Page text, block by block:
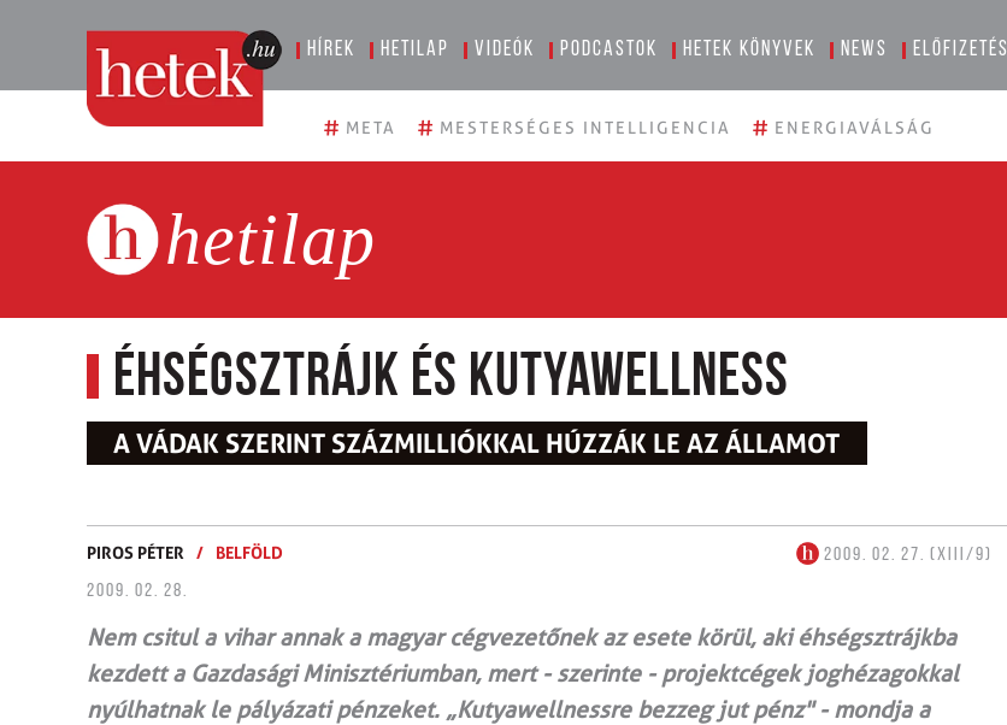
Hírek Hetilap Videók Podcastok Hetek könyvek News Előfizetés
# META # MESTERSÉGES INTELLIGENCIA # ENERGIAVÁLSÁG
hetilap
Éhségsztrájk és kutyawellness
A VÁDAK SZERINT SZÁZMILLIÓKKAL HÚZZÁK LE AZ ÁLLAMOT
PIROS PÉTER / BELFÖLD
2009. 02. 27. (XIII/9)
2009. 02. 28.
Nem csitul a vihar annak a magyar cégvezetőnek az esete körül, aki éhségsztrájkba
kezdett a Gazdasági Minisztériumban, mert - szerinte - projektcégek joghézagokkal
nyúlhatnak le pályázati pénzeket. „Kutyawellnessre bezzeg jut pénz" - mondja a